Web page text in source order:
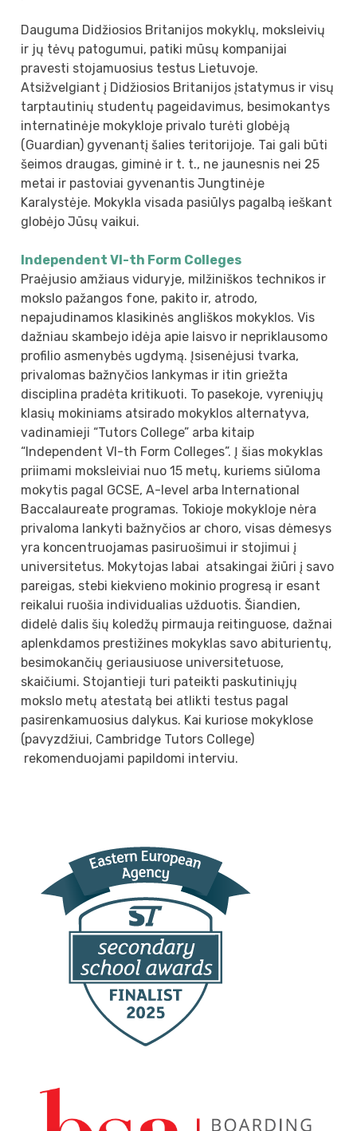
Dauguma Didžiosios Britanijos mokyklų, moksleivių
ir jų tėvų patogumui, patiki mūsų kompanijai
pravesti stojamuosius testus Lietuvoje.
Atsižvelgiant į Didžiosios Britanijos įstatymus ir visų
tarptautinių studentų pageidavimus, besimokantys
internatinėje mokykloje privalo turėti globėją
(Guardian) gyvenantį šalies teritorijoje. Tai gali būti
šeimos draugas, giminė ir t. t., ne jaunesnis nei 25
metai ir pastoviai gyvenantis Jungtinėje
Karalystėje. Mokykla visada pasiūlys pagalbą ieškant
globėjo Jūsų vaikui.
Independent VI-th Form Colleges
Praėjusio amžiaus viduryje, milžiniškos technikos ir
mokslo pažangos fone, pakito ir, atrodo,
nepajudinamos klasikinės angliškos mokyklos. Vis
dažniau skambejo idėja apie laisvo ir nepriklausomo
profilio asmenybės ugdymą. Įsisenėjusi tvarka,
privalomas bažnyčios lankymas ir itin griežta
disciplina pradėta kritikuoti. To pasekoje, vyreniųjų
klasių mokiniams atsirado mokyklos alternatyva,
vadinamieji “Tutors College” arba kitaip
“Independent VI-th Form Colleges”. Į šias mokyklas
priimami moksleiviai nuo 15 metų, kuriems siūloma
mokytis pagal GCSE, A-level arba International
Baccalaureate programas. Tokioje mokykloje nėra
privaloma lankyti bažnyčios ar choro, visas dėmesys
yra koncentruojamas pasiruošimui ir stojimui į
universitetus. Mokytojas labai atsakingai žiūri į savo
pareigas, stebi kiekvieno mokinio progresą ir esant
reikalui ruošia individualias užduotis. Šiandien,
didelė dalis šių koledžų pirmauja reitinguose, dažnai
aplenkdamos prestižines mokyklas savo abiturientų,
besimokančių geriausiuose universitetuose,
skaičiumi. Stojantieji turi pateikti paskutiniųjų
mokslo metų atestatą bei atlikti testus pagal
pasirenkamuosius dalykus. Kai kuriose mokyklose
(pavyzdžiui, Cambridge Tutors College)
rekomenduojami papildomi interviu.